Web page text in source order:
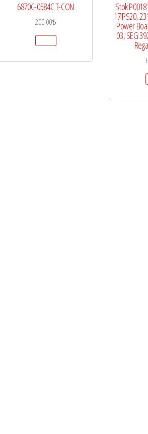
6870C-0584C T-CON
200,00₺
Stok P0018
17IPS20,
Power
03, SEG